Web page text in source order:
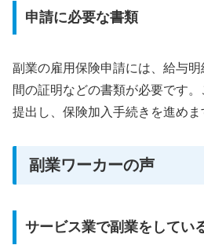
申請に必要な書類
副業の雇用保険申請には、給与
間の証明などの書類が必要です
提出し、保険加入手続きを進めま
副業ワーカーの声
サービス業で副業をしてい